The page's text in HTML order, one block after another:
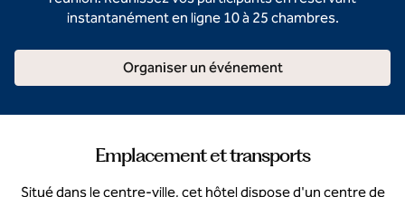
instantanément en ligne 10 à 25 chambres.
Organiser un événement
Emplacement et transports
Situé dans le centre-ville, cet hôtel dispose d'un centre de